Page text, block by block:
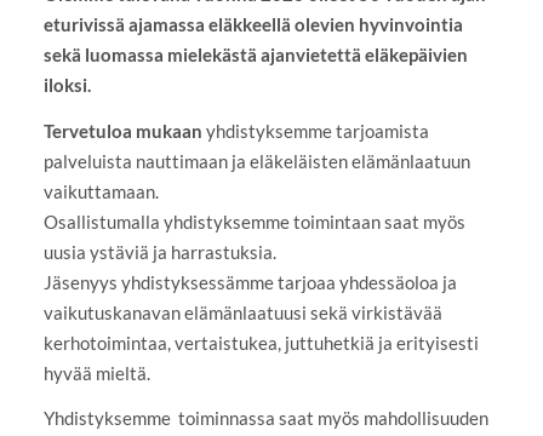
eturivissä ajamassa eläkkeellä olevien hyvinvointia
sekä luomassa mielekästä ajanvietettä eläkepäivien
iloksi.
Tervetuloa mukaan yhdistyksemme tarjoamista
palveluista nauttimaan ja eläkeläisten elämänlaatuun
vaikuttamaan.
Osallistumalla yhdistyksemme toimintaan saat myös
uusia ystäviä ja harrastuksia.
Jäsenyys yhdistyksessämme tarjoaa yhdessäoloa ja
vaikutuskanavan elämänlaatuusi sekä virkistävää
kerhotoimintaa, vertaistukea, juttuhetkiä ja erityisesti
hyvää mieltä.
Yhdistyksemme toiminnassa saat myös mahdollisuuden